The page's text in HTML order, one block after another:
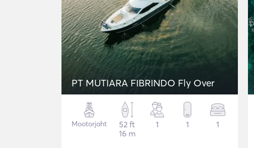
PT MUTIARA FIBRINDO Fly Over
Mootorjaht
52 ft
16 m
1 1 1